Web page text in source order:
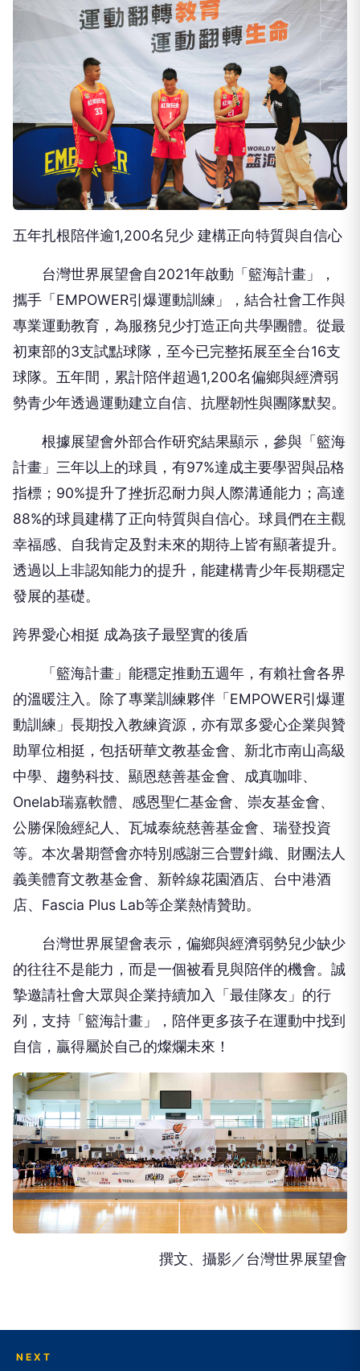
五年扎根陪伴逾1,200名兒少 建構正向特質與自信心
台灣世界展望會自2021年啟動「籃海計畫」，
攜手「EMPOWER引爆運動訓練」，結合社會工作與
專業運動教育，為服務兒少打造正向共學團體。從最
初東部的3支試點球隊，至今已完整拓展至全台16支
球隊。五年間，累計陪伴超過1,200名偏鄉與經濟弱
勢青少年透過運動建立自信、抗壓韌性與團隊默契。
根據展望會外部合作研究結果顯示，參與「籃海
計畫」三年以上的球員，有97%達成主要學習與品格
指標；90%提升了挫折忍耐力與人際溝通能力；高達
88%的球員建構了正向特質與自信心。球員們在主觀
幸福感、自我肯定及對未來的期待上皆有顯著提升。
透過以上非認知能力的提升，能建構青少年長期穩定
發展的基礎。
跨界愛心相挺 成為孩子最堅實的後盾
「籃海計畫」能穩定推動五週年，有賴社會各界
的溫暖注入。除了專業訓練夥伴「EMPOWER引爆運
動訓練」長期投入教練資源，亦有眾多愛心企業與贊
助單位相挺，包括研華文教基金會、新北市南山高級
中學、趨勢科技、顯恩慈善基金會、成真咖啡、
Onelab瑞嘉軟體、感恩聖仁基金會、崇友基金會、
公勝保險經紀人、瓦城泰統慈善基金會、瑞登投資
等。本次暑期營會亦特別感謝三合豐針織、財團法人
義美體育文教基金會、新幹線花園酒店、台中港酒
店、Fascia Plus Lab等企業熱情贊助。
台灣世界展望會表示，偏鄉與經濟弱勢兒少缺少
的往往不是能力，而是一個被看見與陪伴的機會。誠
摯邀請社會大眾與企業持續加入「最佳隊友」的行
列，支持「籃海計畫」，陪伴更多孩子在運動中找到
自信，贏得屬於自己的燦爛未來！
撰文、攝影／台灣世界展望會
NEXT